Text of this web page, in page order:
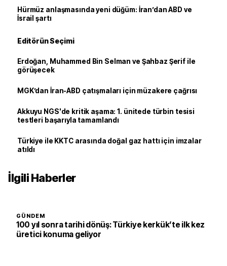
Hürmüz anlaşmasında yeni düğüm: İran’dan ABD ve
İsrail şartı
Editörün Seçimi
Erdoğan, Muhammed Bin Selman ve Şahbaz Şerif ile
görüşecek
MGK’dan İran-ABD çatışmaları için müzakere çağrısı
Akkuyu NGS'de kritik aşama: 1. ünitede türbin tesisi
testleri başarıyla tamamlandı
Türkiye ile KKTC arasında doğal gaz hattı için imzalar
atıldı
İlgili Haberler
GÜNDEM
100 yıl sonra tarihi dönüş: Türkiye kerkük’te ilk kez
üretici konuma geliyor